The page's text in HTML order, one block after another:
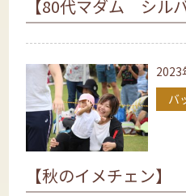
【80代マダム シル
2023
バ
【秋のイメチェン